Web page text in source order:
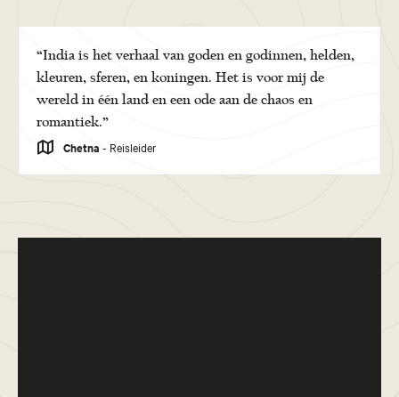
“India is het verhaal van goden en godinnen, helden,
kleuren, sferen, en koningen. Het is voor mij de
wereld in één land en een ode aan de chaos en
romantiek.”
Chetna - Reisleider